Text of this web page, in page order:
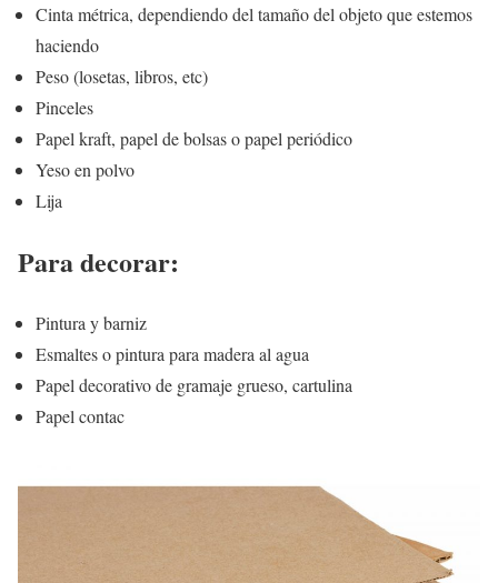
Cinta métrica, dependiendo del tamaño del objeto que estemos
haciendo
Peso (losetas, libros, etc)
Pinceles
Papel kraft, papel de bolsas o papel periódico
Yeso en polvo
Lija
Para decorar:
Pintura y barniz
Esmaltes o pintura para madera al agua
Papel decorativo de gramaje grueso, cartulina
Papel contac